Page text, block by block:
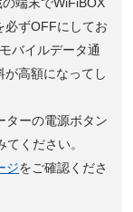
必ずOFFにしてお
バイルデータ通
高額になってし
ターの電源ボタン
ください。
ジをご確認くださ